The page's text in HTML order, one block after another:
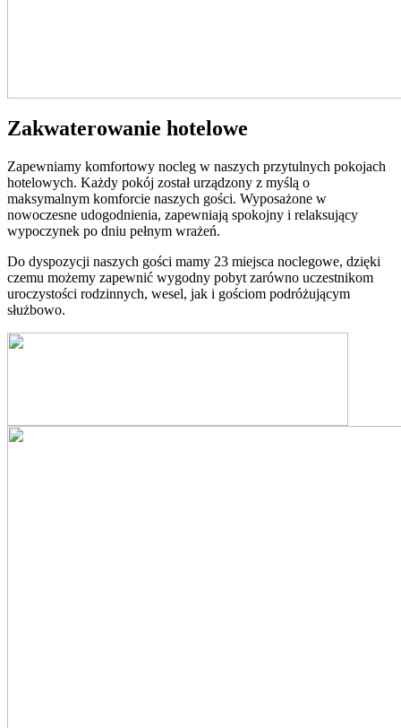
Zakwaterowanie hotelowe
Zapewniamy komfortowy nocleg w naszych przytulnych pokojach
hotelowych. Każdy pokój został urządzony z myślą o
maksymalnym komforcie naszych gości. Wyposażone w
nowoczesne udogodnienia, zapewniają spokojny i relaksujący
wypoczynek po dniu pełnym wrażeń.
Do dyspozycji naszych gości mamy 23 miejsca noclegowe, dzięki
czemu możemy zapewnić wygodny pobyt zarówno uczestnikom
uroczystości rodzinnych, wesel, jak i gościom podróżującym
służbowo.